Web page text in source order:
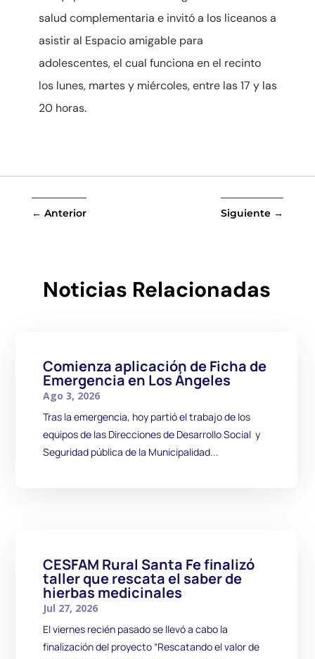
salud complementaria e invitó a los liceanos a
asistir al Espacio amigable para
adolescentes, el cual funciona en el recinto
los lunes, martes y miércoles, entre las 17 y las
20 horas.
← Anterior Siguiente →
Noticias Relacionadas
Comienza aplicación de Ficha de
Emergencia en Los Ángeles
Ago 3, 2026
Tras la emergencia, hoy partió el trabajo de los
equipos de las Direcciones de Desarrollo Social y
Seguridad pública de la Municipalidad...
CESFAM Rural Santa Fe finalizó
taller que rescata el saber de
hierbas medicinales
Jul 27, 2026
El viernes recién pasado se llevó a cabo la
finalización del proyecto “Rescatando el valor de